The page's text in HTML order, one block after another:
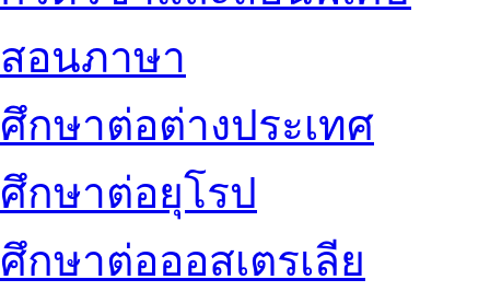
สอนภาษา
ศึกษาต่อต่างประเทศ
ศึกษาต่อยุโรป
ศึกษาต่อออสเตรเลีย